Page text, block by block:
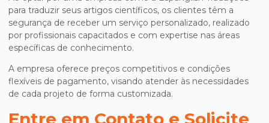
para traduzir seus artigos científicos, os clientes têm a
segurança de receber um serviço personalizado, realizado
por profissionais capacitados e com expertise nas áreas
específicas de conhecimento.
A empresa oferece preços competitivos e condições
flexíveis de pagamento, visando atender às necessidades
de cada projeto de forma customizada.
Entre em Contato e Solicite